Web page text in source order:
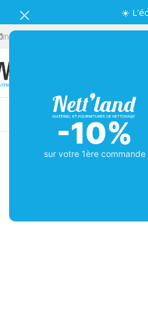
-10%
sur votre 1ère commande
☀️
info.nettland@gmail.com
Machines
MATÉRIELS DE
Chiffon Microfibre :
nettoyage